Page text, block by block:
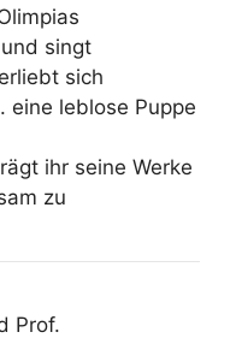
singt
sich
eine leblose Puppe
ihr seine Werke
zu
Prof.